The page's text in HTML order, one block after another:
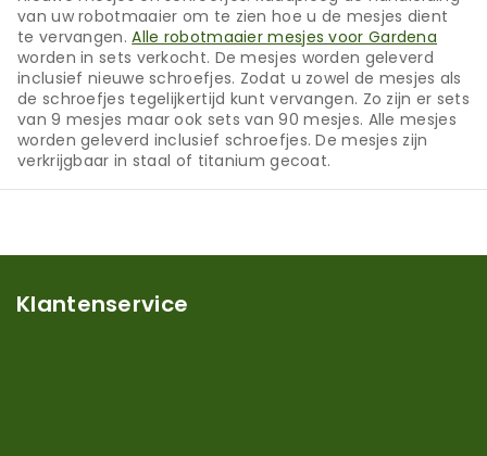
van uw robotmaaier om te zien hoe u de mesjes dient
te vervangen.Alle robotmaaier mesjes voor Gardena
worden in sets verkocht. De mesjes worden geleverd
inclusief nieuwe schroefjes. Zodat u zowel de mesjes als
de schroefjes tegelijkertijd kunt vervangen. Zo zijn er sets
van 9 mesjes maar ook sets van 90 mesjes. Alle mesjes
worden geleverd inclusief schroefjes. De mesjes zijn
verkrijgbaar in staal of titanium gecoat.
Klantenservice